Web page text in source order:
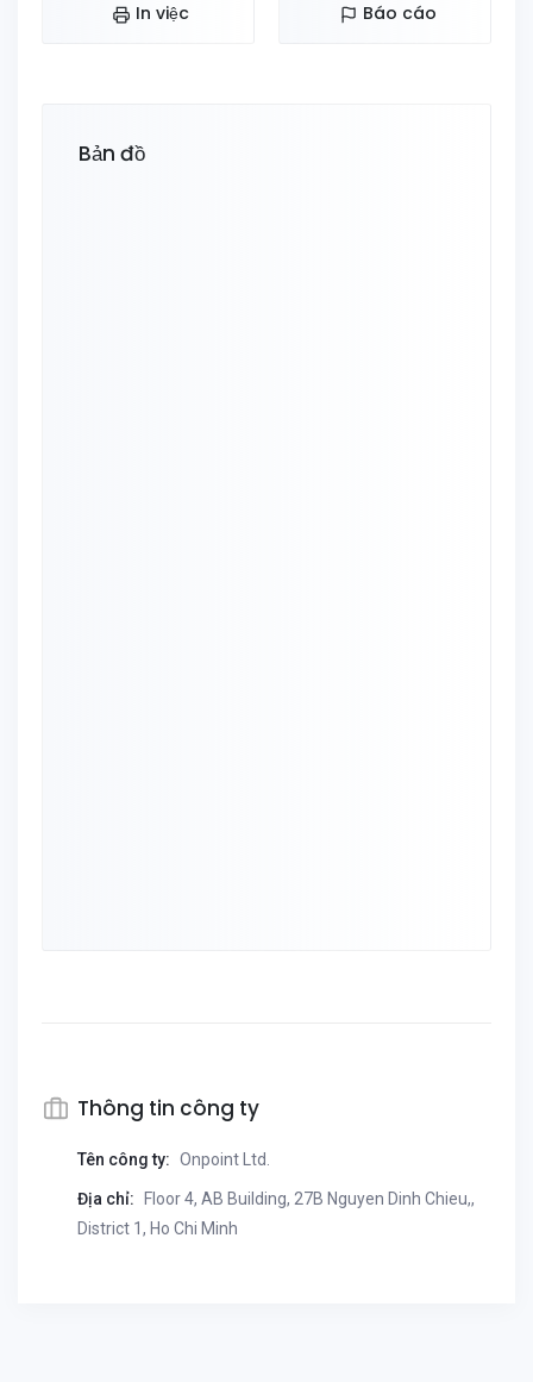
In việc Báo cáo
Bản đồ
Thông tin công ty
Tên công ty: Onpoint Ltd.
Địa chỉ:
Floor 4, AB Building, 27B Nguyen Dinh Chieu,,
District 1, Ho Chi Minh